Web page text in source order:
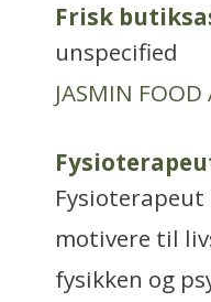
Frisk
unspecified
JASMIN FOOD
motivere til
fysikken og